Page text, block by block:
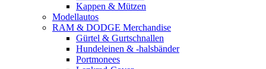
Kappen & Mützen
Modellautos
RAM & DODGE Merchandise
Gürtel & Gurtschnallen
Hundeleinen & -halsbänder
Portmonees